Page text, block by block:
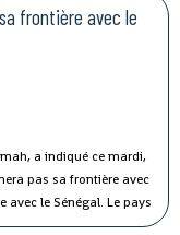
frontière avec le
a indiqué ce mardi,
pas sa frontière avec
avec le Sénégal. Le pays
Ce n’est pas parce que